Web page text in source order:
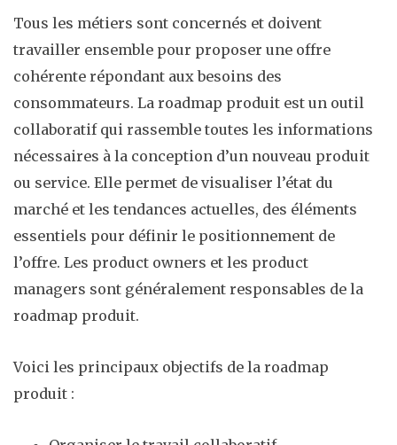
Tous les métiers sont concernés et doivent
travailler ensemble pour proposer une offre
cohérente répondant aux besoins des
consommateurs. La roadmap produit est un outil
collaboratif qui rassemble toutes les informations
nécessaires à la conception d’un nouveau produit
ou service. Elle permet de visualiser l’état du
marché et les tendances actuelles, des éléments
essentiels pour définir le positionnement de
l’offre. Les product owners et les product
managers sont généralement responsables de la
roadmap produit.
Voici les principaux objectifs de la roadmap
produit :